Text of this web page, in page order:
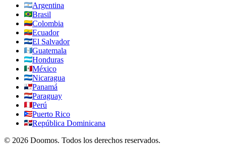
Argentina
Brasil
Colombia
Ecuador
El Salvador
Guatemala
Honduras
México
Nicaragua
Panamá
Paraguay
Perú
Puerto Rico
República Dominicana
© 2026 Doomos. Todos los derechos reservados.